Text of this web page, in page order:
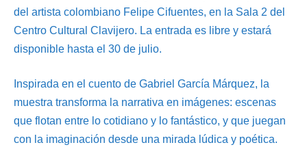
del artista colombiano Felipe Cifuentes, en la Sala 2 del
Centro Cultural Clavijero. La entrada es libre y estará
disponible hasta el 30 de julio.
Inspirada en el cuento de Gabriel García Márquez, la
muestra transforma la narrativa en imágenes: escenas
que flotan entre lo cotidiano y lo fantástico, y que juegan
con la imaginación desde una mirada lúdica y poética.